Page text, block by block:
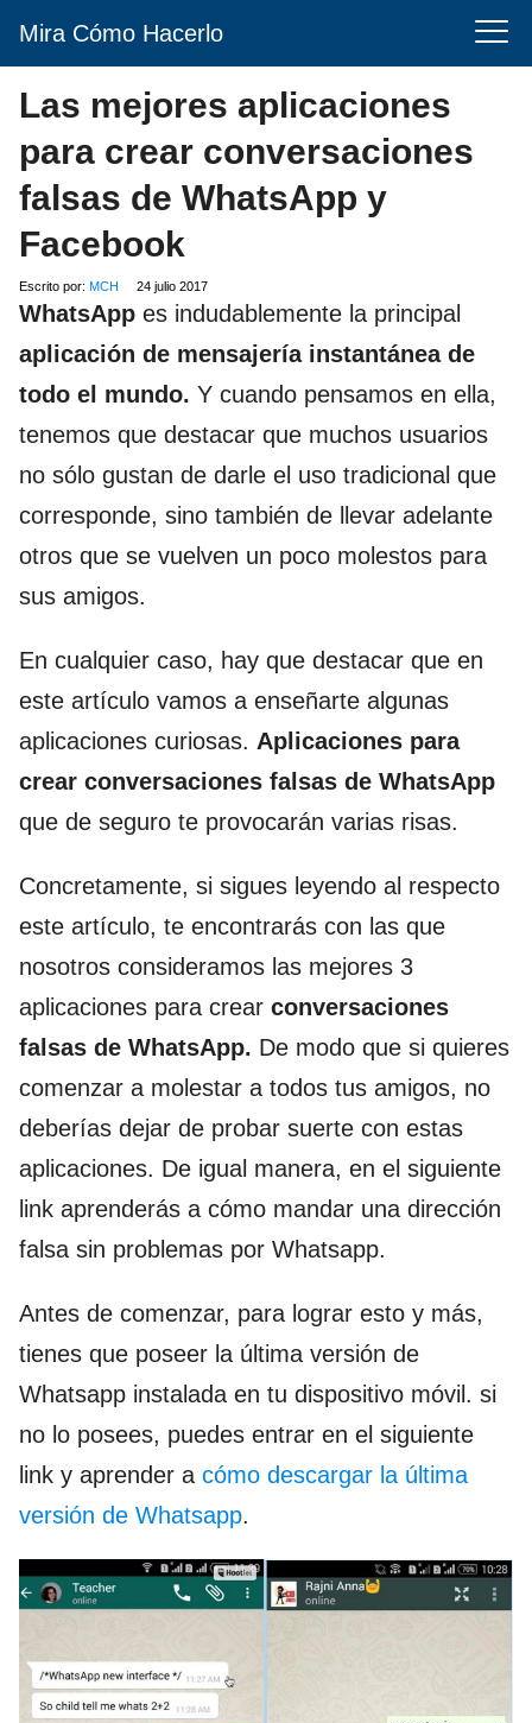
Mira Cómo Hacerlo
Las mejores aplicaciones
para crear conversaciones
falsas de WhatsApp y
Facebook
Escrito por: MCH 24 julio 2017
WhatsApp es indudablemente la principal
aplicación de mensajería instantánea de
todo el mundo. Y cuando pensamos en ella,
tenemos que destacar que muchos usuarios
no sólo gustan de darle el uso tradicional que
corresponde, sino también de llevar adelante
otros que se vuelven un poco molestos para
sus amigos.
En cualquier caso, hay que destacar que en
este artículo vamos a enseñarte algunas
aplicaciones curiosas. Aplicaciones para
crear conversaciones falsas de WhatsApp
que de seguro te provocarán varias risas.
Concretamente, si sigues leyendo al respecto
este artículo, te encontrarás con las que
nosotros consideramos las mejores 3
aplicaciones para crear conversaciones
falsas de WhatsApp. De modo que si quieres
comenzar a molestar a todos tus amigos, no
deberías dejar de probar suerte con estas
aplicaciones. De igual manera, en el siguiente
link aprenderás a cómo mandar una dirección
falsa sin problemas por Whatsapp.
Antes de comenzar, para lograr esto y más,
tienes que poseer la última versión de
Whatsapp instalada en tu dispositivo móvil. si
no lo posees, puedes entrar en el siguiente
link y aprender a cómo descargar la última
versión de Whatsapp.